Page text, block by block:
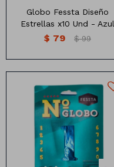
Globo Fessta Diseño
Estrellas x10 Und - Azul
$ 79 $ 99
Globo Numero 32 pulgadas
color Azul